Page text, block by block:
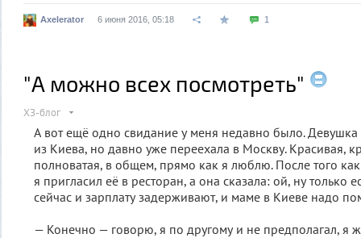
Axelerator 6 июня 2016, 05:18 1
"А можно всех посмотреть"
ХЗ-блог
А вот ещё одно свидание у меня недавно было.
из Киева, но давно уже переехала в Москву. Красивая,
полноватая, в общем, прямо как я люблю. После того
я пригласил её в ресторан, а она сказала: ой, ну только
сейчас и зарплату задерживают, и маме в Киеве надо
— Конечно — говорю, я по другому и не предполагал, я